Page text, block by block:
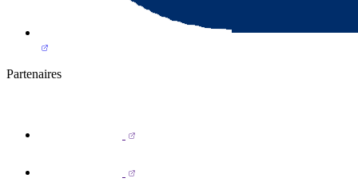
Partenaires